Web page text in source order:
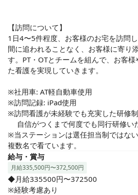
【訪問について】
1日4〜5件程度、お客様のお宅を訪問
間に追われることなく、お客様に寄り
す。PT・OTとチームを組んで、お客
た看護を実現していきます。
※社用車: AT軽自動車使用
※訪問記録: iPad使用
※訪問看護が未経験でも充実した研修
自信がつくまで何度でも同行研修い
※当ステーションは選任担当制ではな
複数名で看ています。
給与・賞与
月給335,500円〜372,500円
◆月給335500円〜372500
※経験考慮あり